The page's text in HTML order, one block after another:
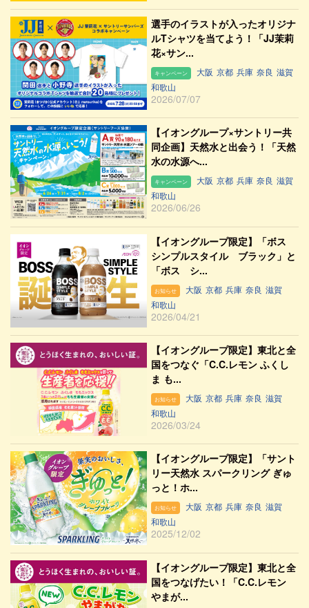
選手のイラストが入ったオリジナ
ルTシャツを当てよう！「JJ茉莉
花×サン...
キャンペーン 大阪 京都 兵庫 奈良 滋賀
和歌山
2026/07/07
【イオングループ×サントリー共
同企画】天然水と出会う！「天然
水の水源へ...
キャンペーン 大阪 京都 兵庫 奈良 滋賀
和歌山
2026/06/26
【イオングループ限定】「ボス
シンプルスタイル ブラック」と
「ボス シ...
お知らせ 大阪 京都 兵庫 奈良 滋賀
和歌山
2026/04/21
【イオングループ限定】東北と全
国をつなぐ「C.C.レモン ふくし
ま も...
お知らせ 大阪 京都 兵庫 奈良 滋賀
和歌山
2026/03/24
【イオングループ限定】「サント
リー天然水 スパークリング ぎゅ
っと！ホ...
お知らせ 大阪 京都 兵庫 奈良 滋賀
和歌山
2025/12/02
【イオングループ限定】東北と全
国をつなげたい！「C.C.レモン
やまが...